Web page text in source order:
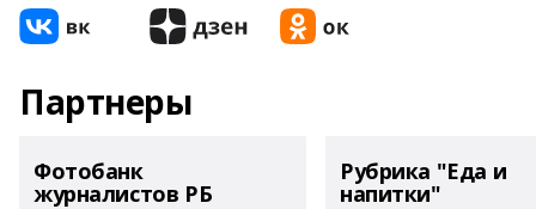
Партнеры
Фотобанк
журналистов РБ
Рубрика "Еда и
напитки"